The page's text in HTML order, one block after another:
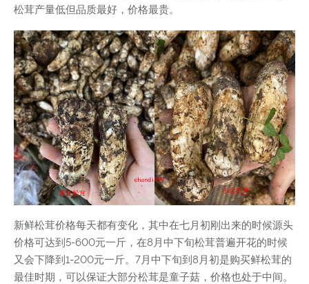
松茸产量低但品质最好，价格最贵。
新鲜松茸价格每天都有变化，其中在七月初刚出来的时候源头
价格可达到5-600元一斤，在8月中下旬松茸普遍开花的时候
又会下降到1-200元一斤。7月中下旬到8月初是购买鲜松茸的
最佳时期，可以保证大部分松茸是童子菇，价格也处于中间。